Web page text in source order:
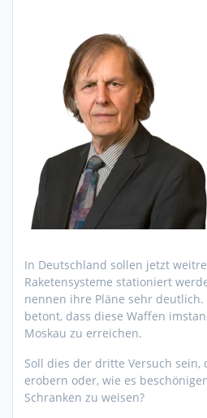
In Deutschland sollen jetzt
Raketensysteme stationiert
nennen ihre Pläne sehr
betont, dass diese Waffen
Moskau zu erreichen.
Soll dies der dritte Versuch sein,
erobern oder, wie es
Schranken zu weisen?